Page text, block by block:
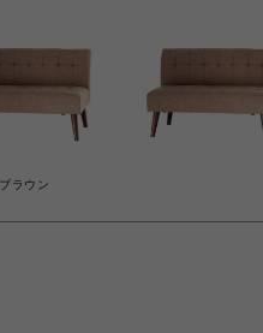
ブラウン